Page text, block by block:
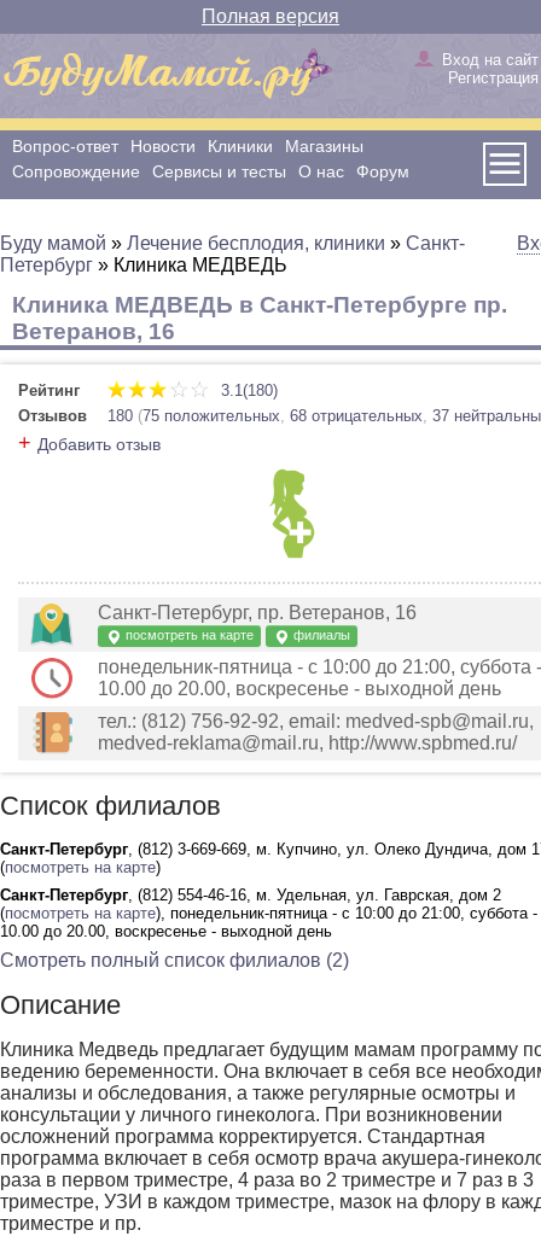
Полная версия
Вход на сайт
Регистрация
Вопрос-ответ Новости Клиники
Магазины
Сопровождение
Сервисы и тесты О нас Форум
Буду мамой » Лечение бесплодия, клиники » Санкт-
Петербург » Клиника МЕДВЕДЬ
Клиника МЕДВЕДЬ в Санкт-Петербурге пр.
Ветеранов, 16
Рейтинг
3.1(180)
Отзывов
180 (75 положительных, 68 отрицательных, 37
+ Добавить отзыв
Санкт-Петербург, пр. Ветеранов, 16
посмотреть на карте филиалы
понедельник-пятница - с 10:00 до 21:00, суббота
10.00 до 20.00, воскресенье - выходной день
тел.: (812) 756-92-92, email: medved-spb@mail.ru,
medved-reklama@mail.ru, http://www.spbmed.ru/
Список филиалов
Санкт-Петербург, (812) 3-669-669, м. Купчино, ул. Олеко Дундича, дом
(посмотреть на карте)
Санкт-Петербург, (812) 554-46-16, м. Удельная, ул. Гаврская, дом 2
(посмотреть на карте), понедельник-пятница - с 10:00 до 21:00, суббота -
10.00 до 20.00, воскресенье - выходной день
Смотреть полный список филиалов (2)
Описание
Клиника Медведь предлагает будущим мамам программу
ведению беременности. Она включает в себя все
анализы и обследования, а также регулярные осмотры и
консультации у личного гинеколога. При возникновении
осложнений программа корректируется. Стандартная
программа включает в себя осмотр врача акушера-
раза в первом триместре, 4 раза во 2 триместре и 7 раз в 3
триместре, УЗИ в каждом триместре, мазок на флору в
триместре и пр.